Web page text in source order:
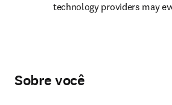
technology providers may
Sobre você